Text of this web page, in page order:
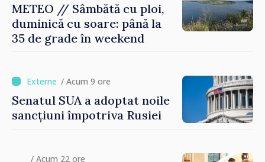
METEO // Sâmbătă cu ploi,
duminică cu soare: până la
35 de grade în weekend
/ Acum 9 ore
Senatul SUA a adoptat noile
sancțiuni împotriva Rusiei
/ Acum 22 ore